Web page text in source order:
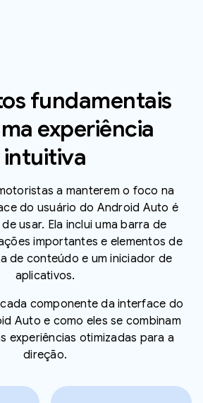
fundamentais
experiência
intuitiva
a manterem o foco na
do usuário do Android Auto é
usar. Ela inclui uma barra de
importantes e elementos de
de conteúdo e um iniciador de
aplicativos.
componente da interface do
Auto e como eles se combinam
experiências otimizadas para a
direção.